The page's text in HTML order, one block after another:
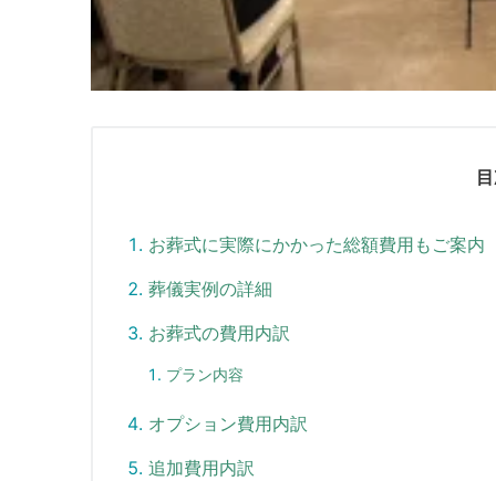
お葬式に実際にかかった総額費用もご案内
葬儀実例の詳細
お葬式の費用内訳
プラン内容
オプション費用内訳
追加費用内訳